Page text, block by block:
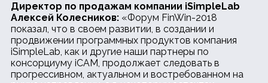
Директор по продажам компании iSimpleLab
Алексей Колесников: «Форум FinWin-2018
показал, что в своем развитии, в создании и
продвижении программных продуктов компания
iSimpleLab, как и другие наши партнеры по
консорциуму iCAM, продолжает следовать в
прогрессивном, актуальном и востребованном на